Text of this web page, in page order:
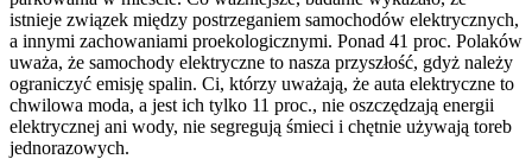
istnieje związek między postrzeganiem samochodów elektrycznych,
a innymi zachowaniami proekologicznymi. Ponad 41 proc. Polaków
uważa, że samochody elektryczne to nasza przyszłość, gdyż należy
ograniczyć emisję spalin. Ci, którzy uważają, że auta elektryczne to
chwilowa moda, a jest ich tylko 11 proc., nie oszczędzają energii
elektrycznej ani wody, nie segregują śmieci i chętnie używają toreb
jednorazowych.